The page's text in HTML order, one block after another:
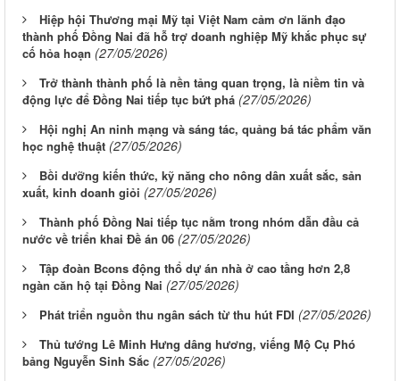
Hiệp hội Thương mại Mỹ tại Việt Nam cảm ơn lãnh đạo
thành phố Đồng Nai đã hỗ trợ doanh nghiệp Mỹ khắc phục sự
cố hỏa hoạn (27/05/2026)
Trở thành thành phố là nền tảng quan trọng, là niềm tin và
động lực để Đồng Nai tiếp tục bứt phá (27/05/2026)
Hội nghị An ninh mạng và sáng tác, quảng bá tác phẩm văn
học nghệ thuật (27/05/2026)
Bồi dưỡng kiến thức, kỹ năng cho nông dân xuất sắc, sản
xuất, kinh doanh giỏi (27/05/2026)
Thành phố Đồng Nai tiếp tục nằm trong nhóm dẫn đầu cả
nước về triển khai Đề án 06 (27/05/2026)
Tập đoàn Bcons động thổ dự án nhà ở cao tầng hơn 2,8
ngàn căn hộ tại Đồng Nai (27/05/2026)
Phát triển nguồn thu ngân sách từ thu hút FDI (27/05/2026)
Thủ tướng Lê Minh Hưng dâng hương, viếng Mộ Cụ Phó
bảng Nguyễn Sinh Sắc (27/05/2026)